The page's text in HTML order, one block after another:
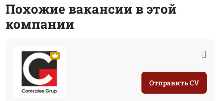
Похожие вакансии в этой
компании
Отправить CV